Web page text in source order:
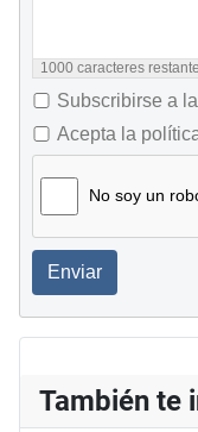
1000 caracteres
Subscribirse a
Acepta la
No soy un
Enviar
También te